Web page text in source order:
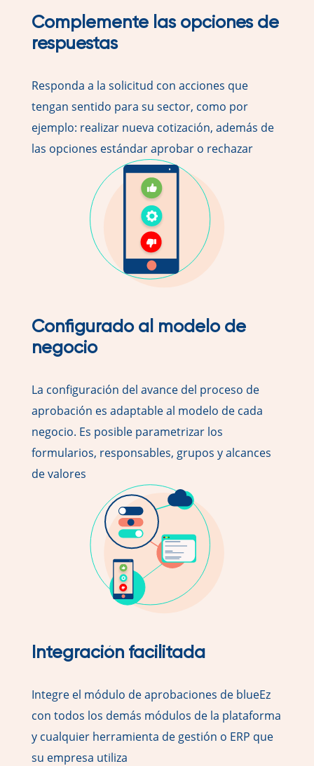
Complemente las opciones de
respuestas
Responda a la solicitud con acciones que
tengan sentido para su sector, como por
ejemplo: realizar nueva cotización, además de
las opciones estándar aprobar o rechazar
Configurado al modelo de
negocio
La configuración del avance del proceso de
aprobación es adaptable al modelo de cada
negocio. Es posible parametrizar los
formularios, responsables, grupos y alcances
de valores
Integración facilitada
Integre el módulo de aprobaciones de blueEz
con todos los demás módulos de la plataforma
y cualquier herramienta de gestión o ERP que
su empresa utiliza